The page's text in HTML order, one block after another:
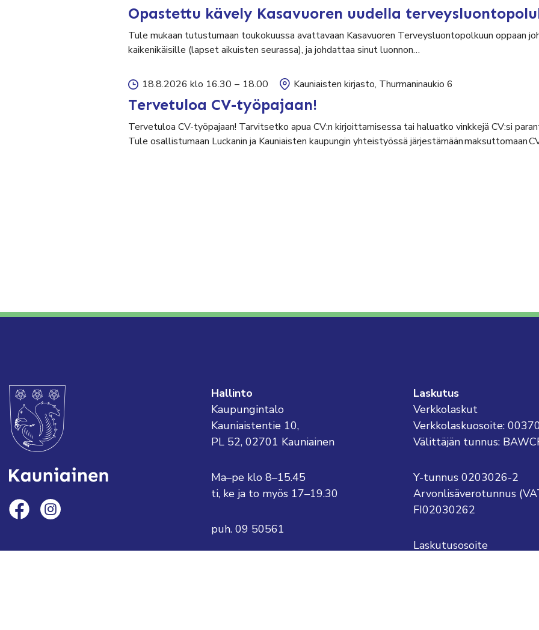
Opastettu kävely Kasavuoren uudella
Tule mukaan tutustumaan toukokuussa avattavaan Kasavuoren Terveysluontopolkuun oppaan
kaikenikäisille (lapset aikuisten seurassa), ja johdattaa sinut luonnon…
18.8.2026 klo 16.30 – 18.00 Kauniaisten kirjasto, Thurmaninaukio 6
Tervetuloa CV-työpajaan!
Tervetuloa CV-työpajaan! Tarvitsetko apua CV:n kirjoittamisessa tai haluatko vinkkejä CV:si
Tule osallistumaan Luckanin ja Kauniaisten kaupungin yhteistyössä järjestämään maksuttomaan
Hallinto
Kaupungintalo
Kauniaistentie 10,
PL 52, 02701 Kauniainen
Ma–pe klo 8–15.45
ti, ke ja to myös 17–19.30
puh. 09 50561
Laskutus
Verkkolaskut
Verkkolaskuosoite:
Välittäjän tunnus:
Y-tunnus 0203026-2
Arvonlisäverotunnus
FI02030262
Laskutusosoite